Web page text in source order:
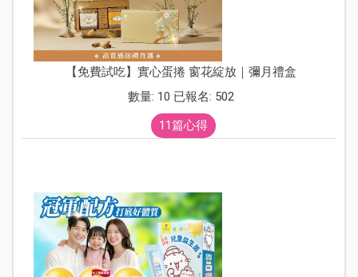
【免費試吃】實心蛋捲 窗花綻放｜彌月禮盒
數量: 10 已報名: 502
11篇心得